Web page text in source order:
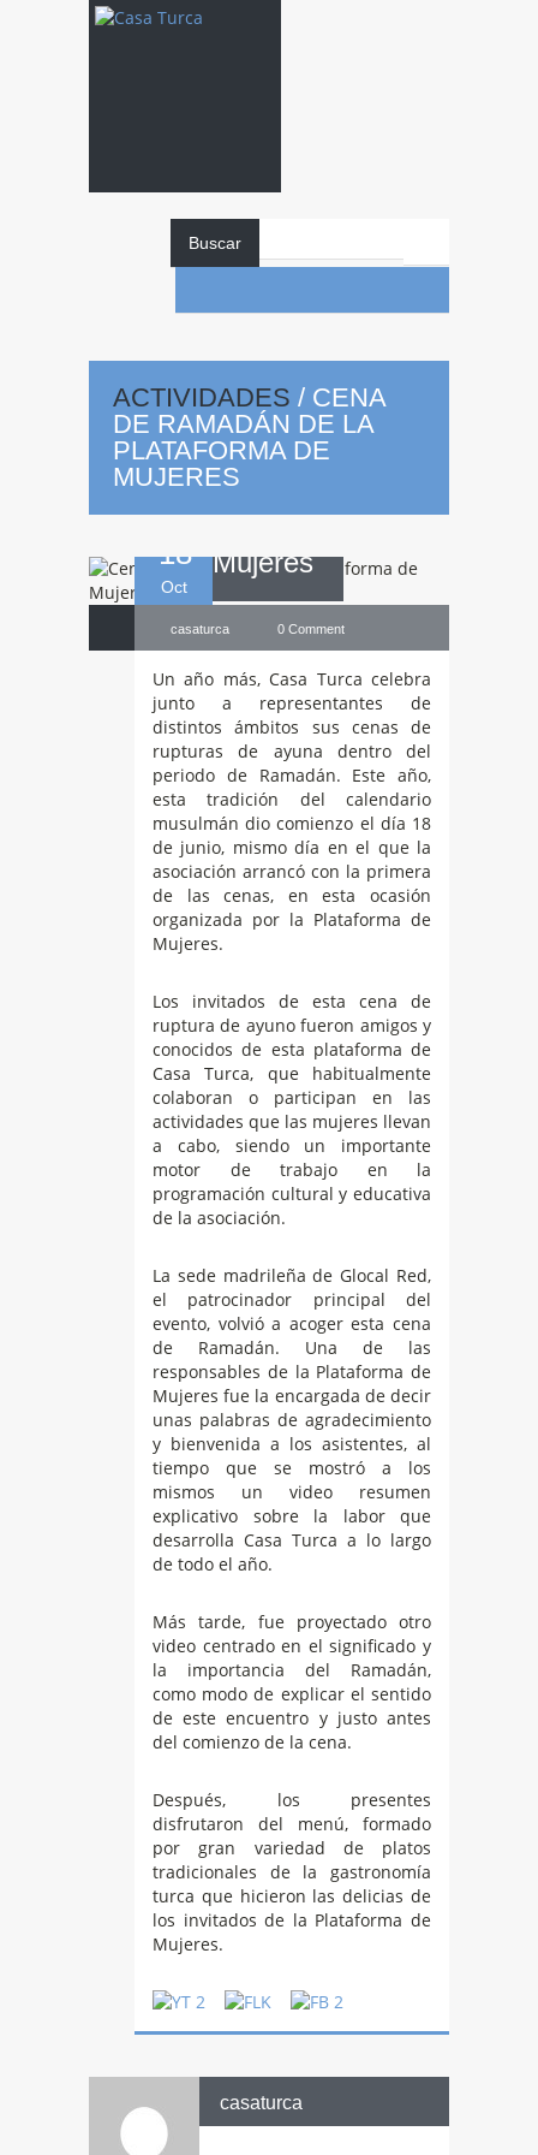
Buscar
ACTIVIDADES / CENA
DE RAMADÁN DE LA
PLATAFORMA DE
MUJERES
18
Oct
Cenade
Ramadán de la
Plataforma de
Mujeres
casaturca 0 Comment
Un año más, Casa Turca celebra
junto a representantes de
distintos ámbitos sus cenas de
rupturas de ayuna dentro del
periodo de Ramadán. Este año,
esta tradición del calendario
musulmán dio comienzo el día 18
de junio, mismo día en el que la
asociación arrancó con la primera
de las cenas, en esta ocasión
organizada por la Plataforma de
Mujeres.
Los invitados de esta cena de
ruptura de ayuno fueron amigos y
conocidos de esta plataforma de
Casa Turca, que habitualmente
colaboran o participan en las
actividades que las mujeres llevan
a cabo, siendo un importante
motor de trabajo en la
programación cultural y educativa
de la asociación.
La sede madrileña de Glocal Red,
el patrocinador principal del
evento, volvió a acoger esta cena
de Ramadán. Una de las
responsables de la Plataforma de
Mujeres fue la encargada de decir
unas palabras de agradecimiento
y bienvenida a los asistentes, al
tiempo que se mostró a los
mismos un video resumen
explicativo sobre la labor que
desarrolla Casa Turca a lo largo
de todo el año.
Más tarde, fue proyectado otro
video centrado en el significado y
la importancia del Ramadán,
como modo de explicar el sentido
de este encuentro y justo antes
del comienzo de la cena.
Después, los presentes
disfrutaron del menú, formado
por gran variedad de platos
tradicionales de la gastronomía
turca que hicieron las delicias de
los invitados de la Plataforma de
Mujeres.
casaturca